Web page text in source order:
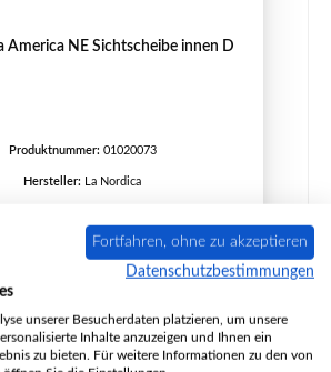
America NE Sichtscheibe innen D
Produktnummer: 01020073
Hersteller: La Nordica
Regulärer Preis:
Details
Fortfahren, ohne zu akzeptieren
Datenschutzbestimmungen
unserer Besucherdaten platzieren, um unsere
Inhalte anzuzeigen und Ihnen ein
zu bieten. Für weitere Informationen zu den von